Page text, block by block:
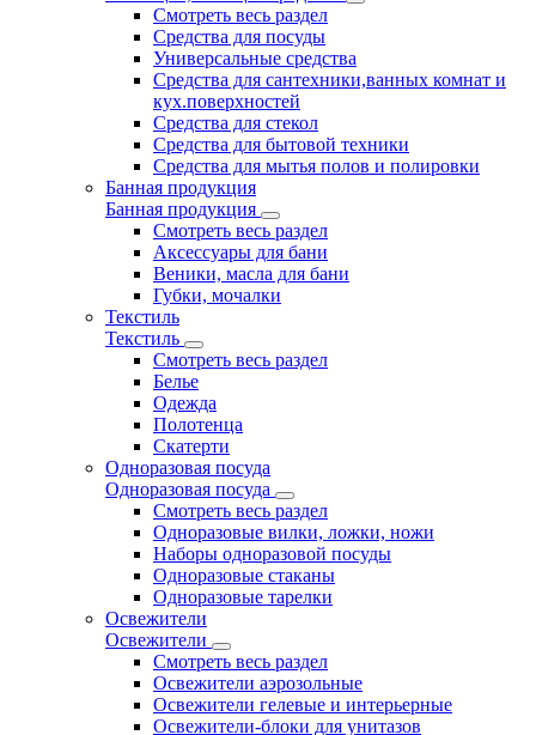
Смотреть весь раздел
Средства для посуды
Универсальные средства
Средства для сантехники,ванных комнат и
кух.поверхностей
Средства для стекол
Средства для бытовой техники
Средства для мытья полов и полировки
Банная продукция
Банная продукция
Смотреть весь раздел
Аксессуары для бани
Веники, масла для бани
Губки, мочалки
Текстиль
Текстиль
Смотреть весь раздел
Белье
Одежда
Полотенца
Скатерти
Одноразовая посуда
Одноразовая посуда
Смотреть весь раздел
Одноразовые вилки, ложки, ножи
Наборы одноразовой посуды
Одноразовые стаканы
Одноразовые тарелки
Освежители
Освежители
Смотреть весь раздел
Освежители аэрозольные
Освежители гелевые и интерьерные
Освежители-блоки для унитазов